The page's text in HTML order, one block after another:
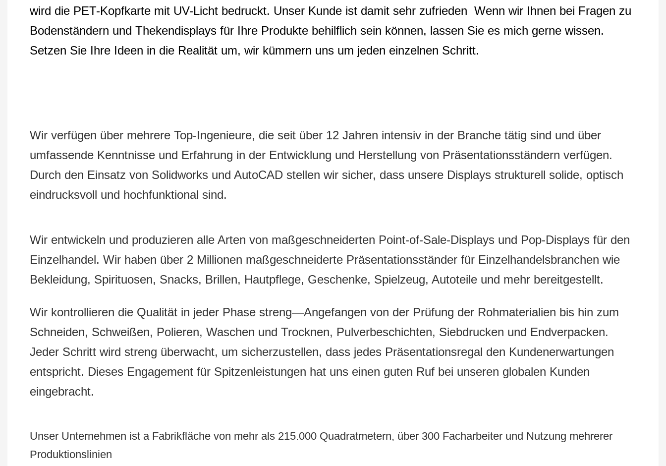
wird die PET-Kopfkarte mit UV-Licht bedruckt. Unser Kunde ist damit sehr zufrieden Wenn wir Ihnen bei Fragen zu
Bodenständern und Thekendisplays für Ihre Produkte behilflich sein können, lassen Sie es mich gerne wissen.
Setzen Sie Ihre Ideen in die Realität um, wir kümmern uns um jeden einzelnen Schritt.
Wir verfügen über mehrere Top-Ingenieure, die seit über 12 Jahren intensiv in der Branche tätig sind und über
umfassende Kenntnisse und Erfahrung in der Entwicklung und Herstellung von Präsentationsständern verfügen.
Durch den Einsatz von Solidworks und AutoCAD stellen wir sicher, dass unsere Displays strukturell solide, optisch
eindrucksvoll und hochfunktional sind.
Wir entwickeln und produzieren alle Arten von maßgeschneiderten Point-of-Sale-Displays und Pop-Displays für den
Einzelhandel. Wir haben über 2 Millionen maßgeschneiderte Präsentationsständer für Einzelhandelsbranchen wie
Bekleidung, Spirituosen, Snacks, Brillen, Hautpflege, Geschenke, Spielzeug, Autoteile und mehr bereitgestellt.
Wir kontrollieren die Qualität in jeder Phase streng—Angefangen von der Prüfung der Rohmaterialien bis hin zum
Schneiden, Schweißen, Polieren, Waschen und Trocknen, Pulverbeschichten, Siebdrucken und Endverpacken.
Jeder Schritt wird streng überwacht, um sicherzustellen, dass jedes Präsentationsregal den Kundenerwartungen
entspricht. Dieses Engagement für Spitzenleistungen hat uns einen guten Ruf bei unseren globalen Kunden
eingebracht.
Unser Unternehmen ist a Fabrikfläche von mehr als 215.000 Quadratmetern, über 300 Facharbeiter und Nutzung mehrerer
Produktionslinien